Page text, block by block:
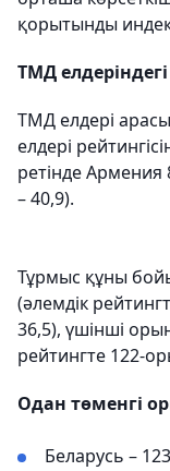
қорытынды
ТМД
ТМД елдері
елдері
ретінде
– 40,9).
Тұрмыс құны
(әлемдік
36,5), үшінші
рейтингте 122-
Одан төменгі
Беларусь –